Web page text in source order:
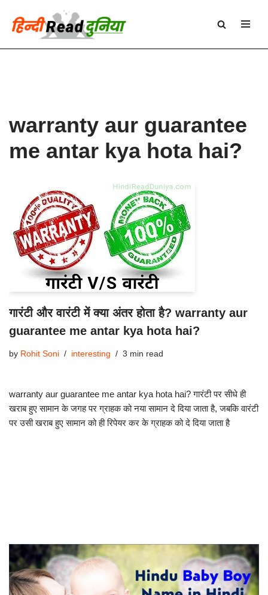
Skip
to
warranty aur guarantee
me antar kya hota hai?
गारंटी और वारंटी में क्या अंतर होता है? warranty aur
guarantee me antar kya hota hai?
by Rohit Soni interesting 3 min read
warranty aur guarantee me antar kya hota hai? गारंटी पर सीधे ही
खराब हुए सामान के जगह पर ग्राहक को नया सामान दे दिया जाता है, जबकि वारंटी
पर उसी खराब हुए सामान को ही रिपेयर कर के ग्राहक को दे दिया जाता है